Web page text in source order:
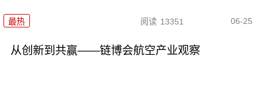
最热 阅读 13351 06-25
从创新到共赢——链博会航空产业观察